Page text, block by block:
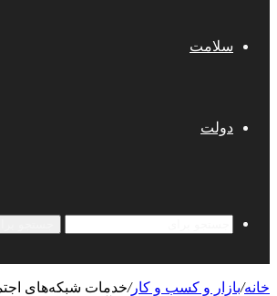
سلامت
دولت
خانه/بازار و کسب و کار/